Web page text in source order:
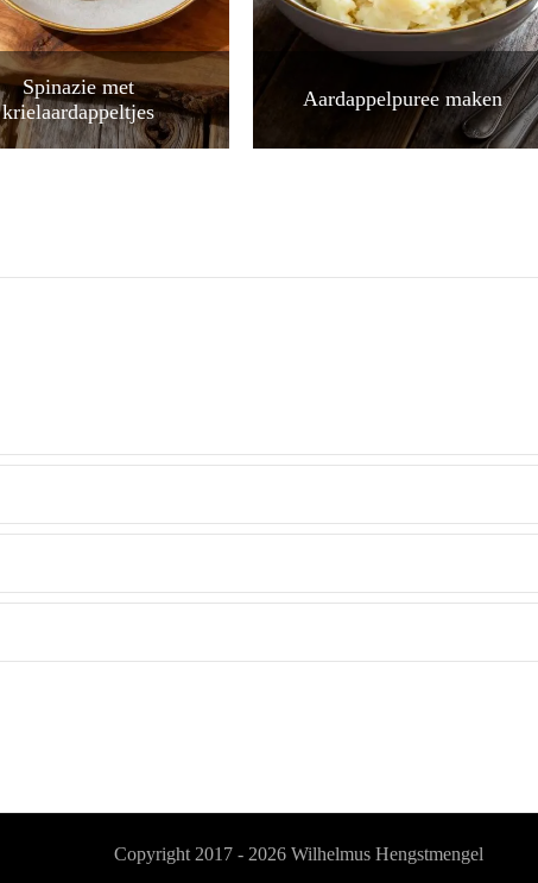
Spinazie met
krielaardappeltjes
Aardappelpuree maken
Copyright 2017 - 2026 Wilhelmus Hengstmengel